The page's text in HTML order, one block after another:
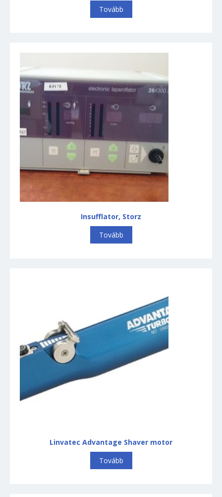
Fénykábel
Laparoszkópia
Merev optika
Monitorok
Infúziós pumpák
Inkubátor
Kardiológia
Labor
Mikroszkópok
Műtőlámpák
Sterilizáló készülékek
Szívókészülékek
Ultrahang készülékek
Vizsgálólámpák
Tovább
Insufflator, Storz
Tovább
Linvatec Advantage Shaver motor
Tovább